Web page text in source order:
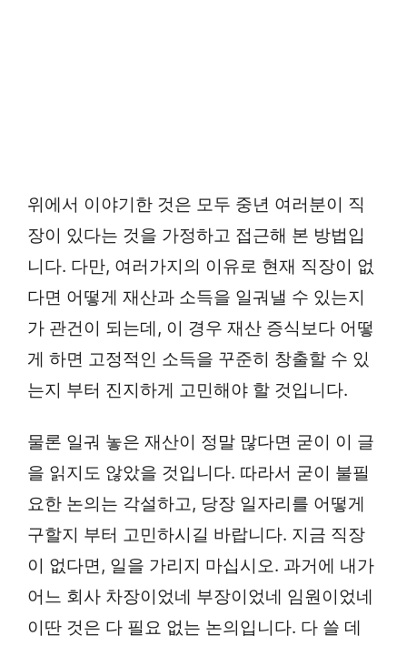
위에서 이야기한 것은 모두 중년 여러분이 직
장이 있다는 것을 가정하고 접근해 본 방법입
니다. 다만, 여러가지의 이유로 현재 직장이 없
다면 어떻게 재산과 소득을 일궈낼 수 있는지
가 관건이 되는데, 이 경우 재산 증식보다 어떻
게 하면 고정적인 소득을 꾸준히 창출할 수 있
는지 부터 진지하게 고민해야 할 것입니다.
물론 일궈 놓은 재산이 정말 많다면 굳이 이 글
을 읽지도 않았을 것입니다. 따라서 굳이 불필
요한 논의는 각설하고, 당장 일자리를 어떻게
구할지 부터 고민하시길 바랍니다. 지금 직장
이 없다면, 일을 가리지 마십시오. 과거에 내가
어느 회사 차장이었네 부장이었네 임원이었네
이딴 것은 다 필요 없는 논의입니다. 다 쓸 데